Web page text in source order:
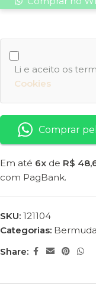
Li e aceito os
Cookies
Comprar
Em até 6x de R$
com PagBank.
SKU: 121104
Categorias: Bermuda
Share: